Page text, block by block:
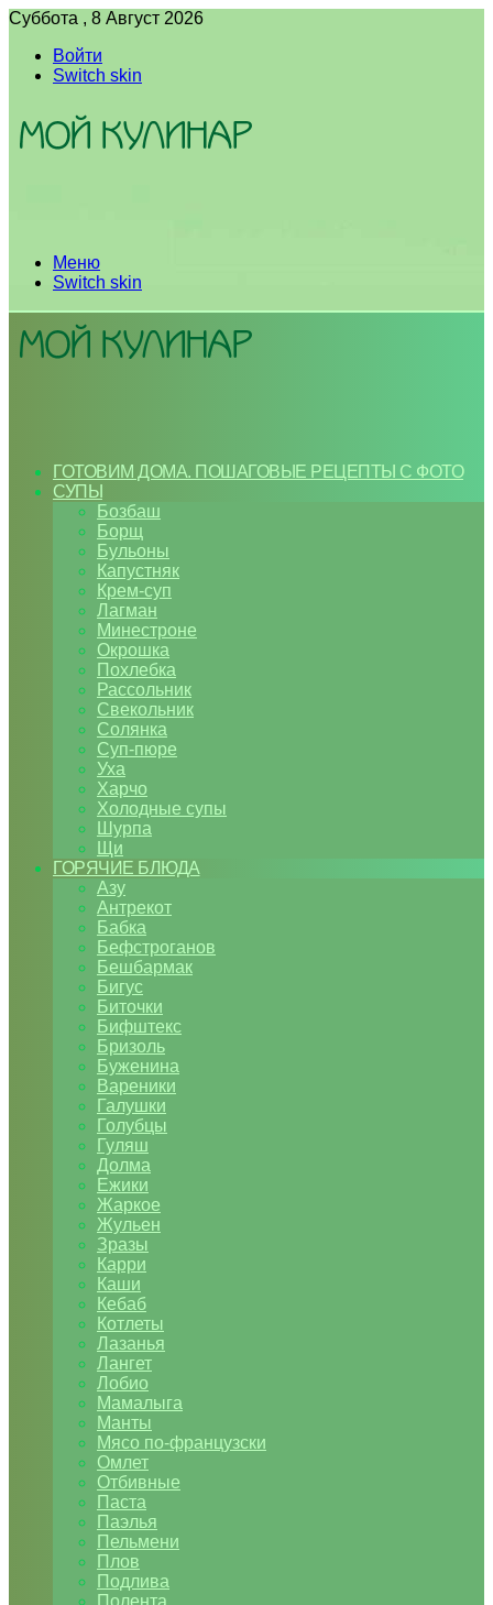
Суббота , 8 Август 2026
Войти
Switch skin
Меню
Switch skin
ГОТОВИМ ДОМА. ПОШАГОВЫЕ РЕЦЕПТЫ С ФОТО
СУПЫ
Бозбаш
Борщ
Бульоны
Капустняк
Крем-суп
Лагман
Минестроне
Окрошка
Похлебка
Рассольник
Свекольник
Солянка
Суп-пюре
Уха
Харчо
Холодные супы
Шурпа
Щи
ГОРЯЧИЕ БЛЮДА
Азу
Антрекот
Бабка
Бефстроганов
Бешбармак
Бигус
Биточки
Бифштекс
Бризоль
Буженина
Вареники
Галушки
Голубцы
Гуляш
Долма
Ежики
Жаркое
Жульен
Зразы
Карри
Каши
Кебаб
Котлеты
Лазанья
Лангет
Лобио
Мамалыга
Манты
Мясо по-французски
Омлет
Отбивные
Паста
Паэлья
Пельмени
Плов
Подлива
Полента